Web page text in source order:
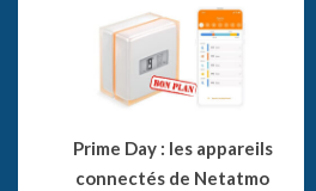
Prime Day : les appareils
connectés de Netatmo